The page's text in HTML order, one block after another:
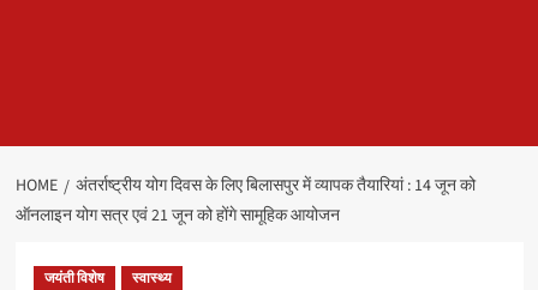
HOME
अंतर्राष्ट्रीय योग दिवस के लिए बिलासपुर में व्यापक तैयारियां : 14 जून को
ऑनलाइन योग सत्र एवं 21 जून को होंगे सामूहिक आयोजन
जयंती विशेष स्वास्थ्य